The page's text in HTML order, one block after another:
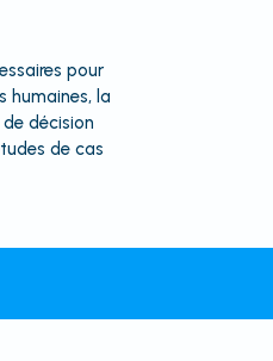
pour
humaines, la
décision
de cas